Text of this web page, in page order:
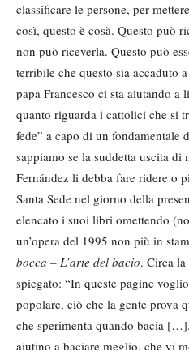
classificare le persone, per
così, questo è cosà. Questo può
non può riceverla. Questo può
terribile che questo sia accaduto
papa Francesco ci sta aiutando a
quanto riguarda i cattolici che si
fede” a capo di un fondamentale
sappiamo se la suddetta uscita
Fernández li debba fare ridere o
Santa Sede nel giorno della
elencato i suoi libri omettendo
un’opera del 1995 non più in
bocca – L’arte del bacio. Circa la
spiegato: “In queste pagine
popolare, ciò che la gente prova
che sperimenta quando bacia
aiutino a baciare meglio, che vi